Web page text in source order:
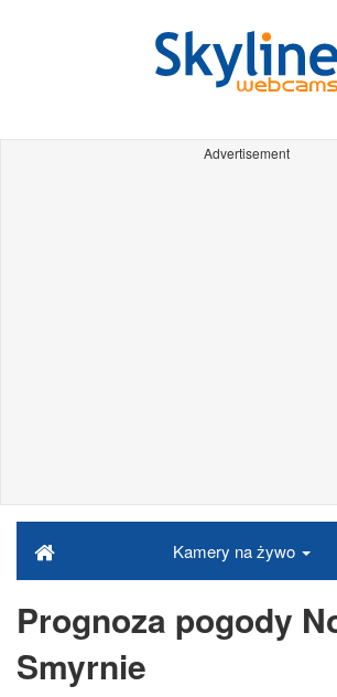
Advertisement
Kamery na żywo
Prognoza pogody
Smyrnie